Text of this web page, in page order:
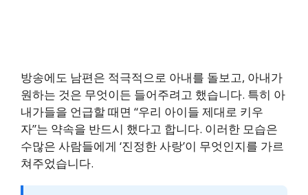
방송에도 남편은 적극적으로 아내를 돌보고, 아내가
원하는 것은 무엇이든 들어주려고 했습니다. 특히 아
내가들을 언급할 때면 “우리 아이들 제대로 키우
자”는 약속을 반드시 했다고 합니다. 이러한 모습은
수많은 사람들에게 ‘진정한 사랑’이 무엇인지를 가르
쳐주었습니다.